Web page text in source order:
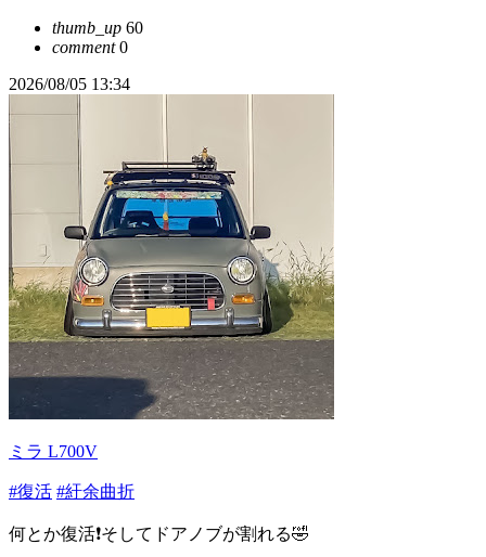
thumb_up 60
comment0
2026/08/05 13:34
ミラ L700V
#復活 #紆余曲折
何とか復活❗そしてドアノブが割れる🤣